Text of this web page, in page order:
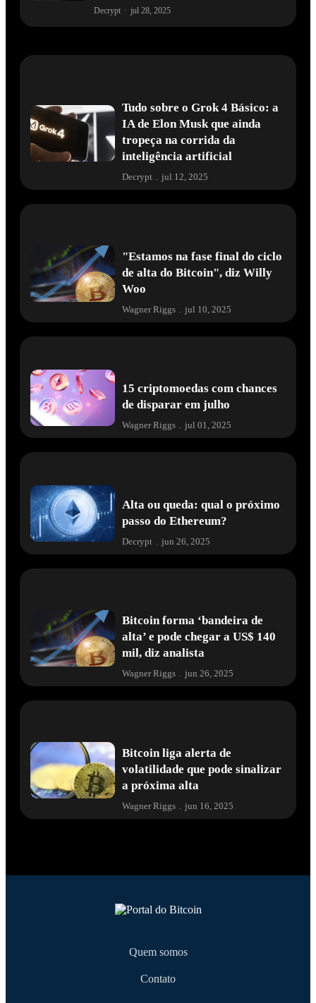
Decrypt · jul 28, 2025
Tudo sobre o Grok 4 Básico: a
IA de Elon Musk que ainda
tropeça na corrida da
inteligência artificial
Decrypt jul 12, 2025
"Estamos na fase final do ciclo
de alta do Bitcoin", diz Willy
Woo
Wagner Riggs jul 10, 2025
15 criptomoedas com chances
de disparar em julho
Wagner Riggs . jul 01, 2025
Alta ou queda: qual o próximo
passo do Ethereum?
Decrypt jun 26, 2025
Bitcoin forma ‘bandeira de
alta’ e pode chegar a US$ 140
mil, diz analista
Wagner Riggs . jun 26, 2025
Bitcoin liga alerta de
volatilidade que pode sinalizar
a próxima alta
Wagner Riggs jun 16, 2025
Quem somos
Contato